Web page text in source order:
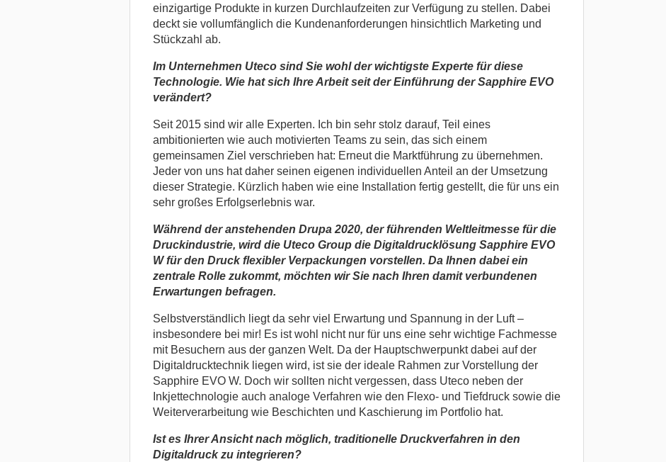
einzigartige Produkte in kurzen Durchlaufzeiten zur Verfügung zu stellen. Dabei
deckt sie vollumfänglich die Kundenanforderungen hinsichtlich Marketing und
Stückzahl ab.
Im Unternehmen Uteco sind Sie wohl der wichtigste Experte für diese
Technologie. Wie hat sich Ihre Arbeit seit der Einführung der Sapphire EVO
verändert?
Seit 2015 sind wir alle Experten. Ich bin sehr stolz darauf, Teil eines
ambitionierten wie auch motivierten Teams zu sein, das sich einem
gemeinsamen Ziel verschrieben hat: Erneut die Marktführung zu übernehmen.
Jeder von uns hat daher seinen eigenen individuellen Anteil an der Umsetzung
dieser Strategie. Kürzlich haben wie eine Installation fertig gestellt, die für uns ein
sehr großes Erfolgserlebnis war.
Während der anstehenden Drupa 2020, derführenden Weltleitmesse für die
Druckindustrie, wird die Uteco Group die Digitaldrucklösung Sapphire EVO
W für den Druck flexibler Verpackungen vorstellen. Da Ihnen dabei ein
zentrale Rolle zukommt, möchten wir Sie nach Ihren damit verbundenen
Erwartungen befragen.
Selbstverständlich liegt da sehr viel Erwartung und Spannung in der Luft –
insbesondere bei mir! Es ist wohl nicht nur für uns eine sehr wichtige Fachmesse
mit Besuchern aus der ganzen Welt. Da der Hauptschwerpunkt dabei auf der
Digitaldrucktechnik liegen wird, ist sie der ideale Rahmen zur Vorstellung der
Sapphire EVO W. Doch wir sollten nicht vergessen, dass Uteco neben der
Inkjettechnologie auch analoge Verfahren wie den Flexo- und Tiefdruck sowie die
Weiterverarbeitung wie Beschichten und Kaschierung im Portfolio hat.
Ist es Ihrer Ansicht nach möglich, traditionelle Druckverfahren in den
Digitaldruck zu integrieren?